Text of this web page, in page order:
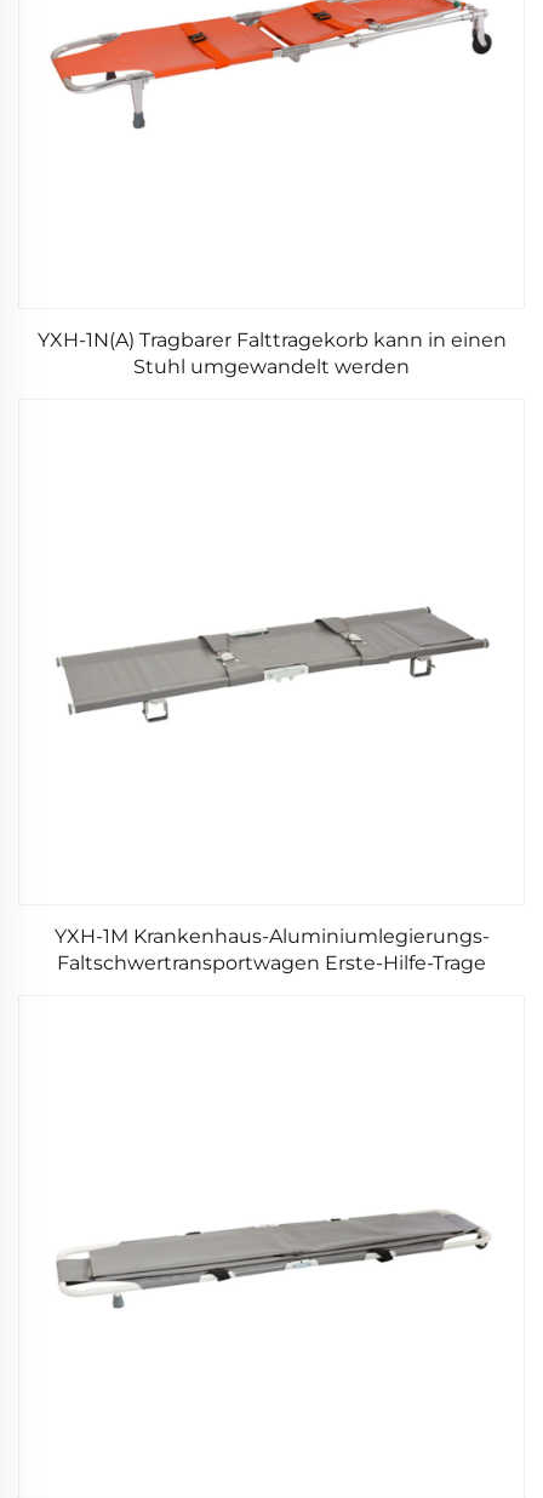
YXH-1N(A) Tragbarer Falttragekorb kann in einen
Stuhl umgewandelt werden
YXH-1M Krankenhaus-Aluminiumlegierungs-
Faltschwertransportwagen Erste-Hilfe-Trage